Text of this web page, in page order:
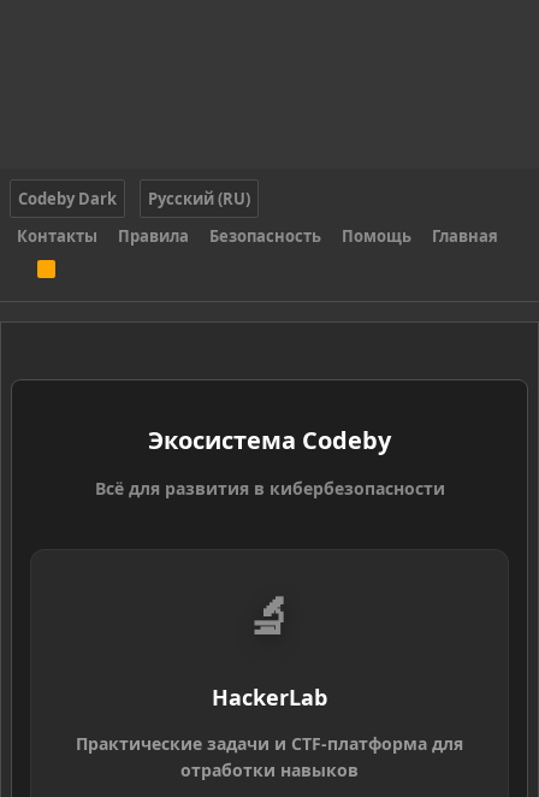
Codeby Dark
Русский (RU)
Контакты
Правила Безопасность Помощь Главная
S
Экосистема Codeby
Всё для развития в кибербезопасности
🔬
HackerLab
Практические задачи и CTF-платформа для
отработки навыков